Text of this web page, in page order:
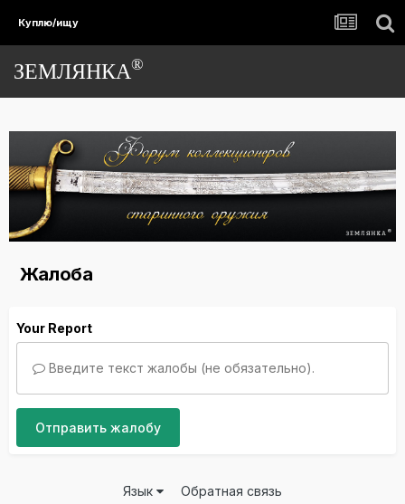
Куплю/ищу
ЗЕМЛЯНКА®
Жалоба
Your Report
Введите текст жалобы (не обязательно).
Отправить жалобу
Язык Обратная связь